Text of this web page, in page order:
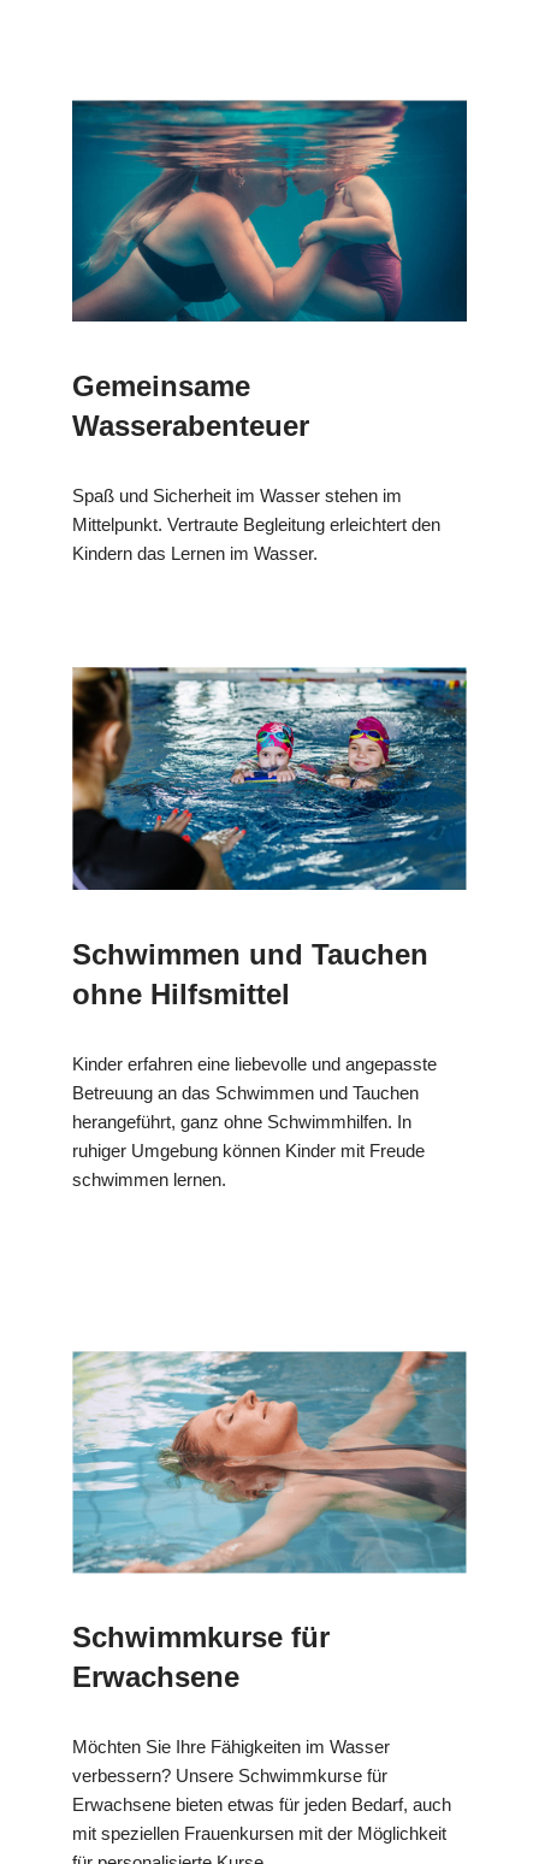
Gemeinsame
Wasserabenteuer
Spaß und Sicherheit im Wasser stehen im
Mittelpunkt. Vertraute Begleitung erleichtert den
Kindern das Lernen im Wasser.
Schwimmen und Tauchen
ohne Hilfsmittel
Kinder erfahren eine liebevolle und angepasste
Betreuung an das Schwimmen und Tauchen
herangeführt, ganz ohne Schwimmhilfen. In
ruhiger Umgebung können Kinder mit Freude
schwimmen lernen.
Schwimmkurse für
Erwachsene
Möchten Sie Ihre Fähigkeiten im Wasser
verbessern? Unsere Schwimmkurse für
Erwachsene bieten etwas für jeden Bedarf, auch
mit speziellen Frauenkursen mit der Möglichkeit